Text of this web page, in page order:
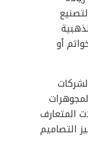
أو
المتعارف
التصاميم